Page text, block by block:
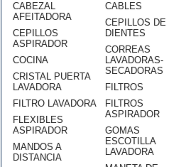
CABEZAL
AFEITADORA
CEPILLOS
ASPIRADOR
COCINA
CRISTAL PUERTA
LAVADORA
FILTRO LAVADORA
FLEXIBLES
ASPIRADOR
MANDOS A
DISTANCIA
CABLES
CEPILLOS DE
DIENTES
CORREAS
LAVADORAS-
SECADORAS
FILTROS
FILTROS
ASPIRADOR
GOMAS
ESCOTILLA
LAVADORA